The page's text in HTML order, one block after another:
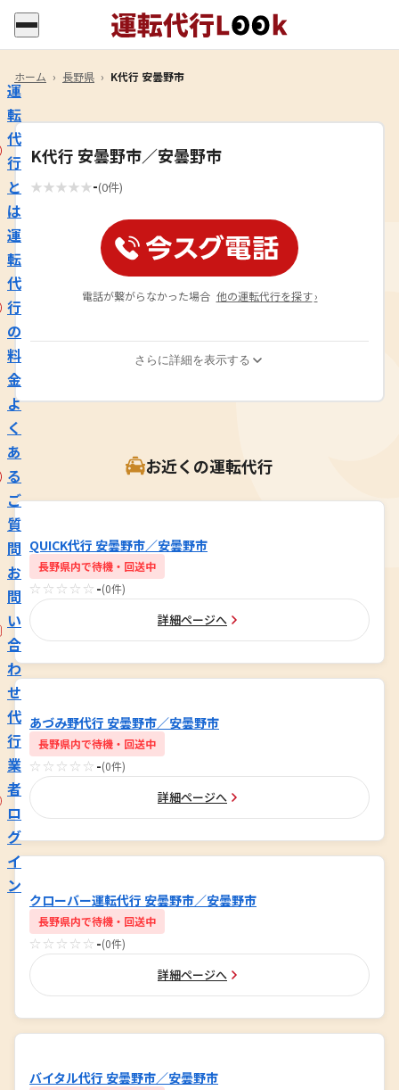
運
転
代
行
と
は
運
転
代
行
の
料
金
よ
く
あ
る
ご
質
問
お
問
い
合
わ
せ
代
行
業
者
ロ
グ
イ
ン
ホーム › 長野県 › K代行 安曇野市
K代行 安曇野市／安曇野市
★★★★★-(0件)
電話が繋がらなかった場合 他の運転代行を探す ›
さらに詳細を表示する
お近くの運転代行
QUICK代行 安曇野市／安曇野市
長野県内で待機・回送中
☆☆☆☆☆ -(0件)
詳細ページへ
あづみ野代行 安曇野市／安曇野市
長野県内で待機・回送中
☆☆☆☆☆ -(0件)
詳細ページへ
クローバー運転代行 安曇野市／安曇野市
長野県内で待機・回送中
☆☆☆☆☆ -(0件)
詳細ページへ
バイタル代行 安曇野市／安曇野市